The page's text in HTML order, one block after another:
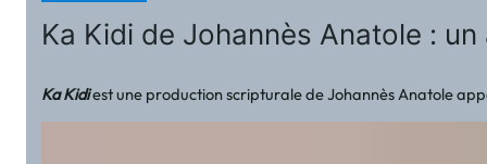
Ka Kidi de Johannès Anatole :
Ka Kidiest une production scripturale de Johannès Anatole